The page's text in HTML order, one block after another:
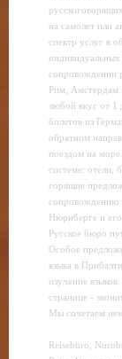
на самолет или
спектр услуг в
индивидуальных
сопровождении
Рим, Амстердам
любой вкус от 1
билетов из
обратном
поездом на
системе: отели,
горящие
сопровождению
Нюрнберге и его
Русское бюро
Особое
языка в
изучение
странице -
Мы сочетаем
Reisebüro,